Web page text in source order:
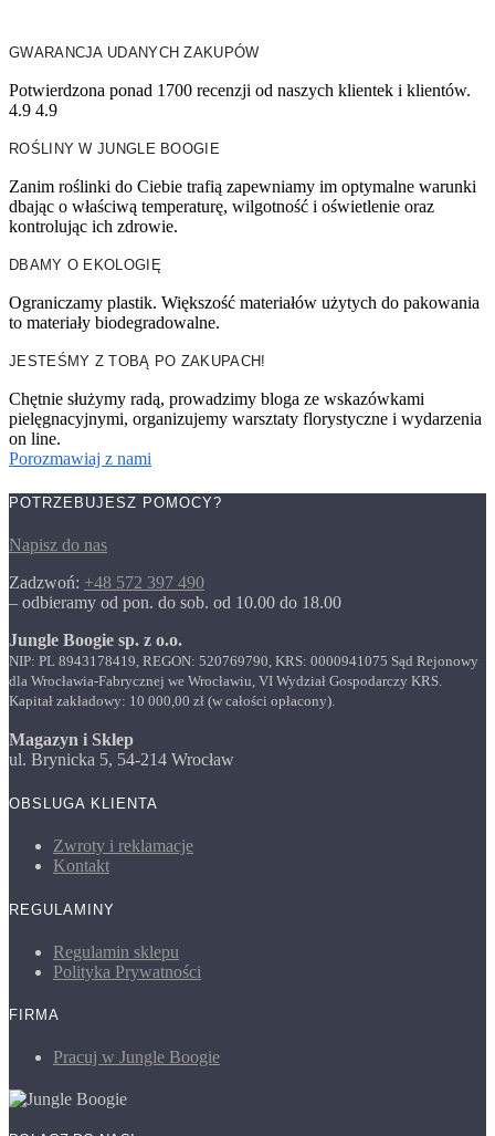
GWARANCJA UDANYCH ZAKUPÓW
Potwierdzona ponad 1700 recenzji od naszych klientek i klientów.
4.9 4.9
ROŚLINY W JUNGLE BOOGIE
Zanim roślinki do Ciebie trafią zapewniamy im optymalne warunki
dbając o właściwą temperaturę, wilgotność i oświetlenie oraz
kontrolując ich zdrowie.
DBAMY O EKOLOGIĘ
Ograniczamy plastik. Większość materiałów użytych do pakowania
to materiały biodegradowalne.
JESTEŚMY Z TOBĄ PO ZAKUPACH!
Chętnie służymy radą, prowadzimy bloga ze wskazówkami
pielęgnacyjnymi, organizujemy warsztaty florystyczne i wydarzenia
on line.
Porozmawiaj z nami
POTRZEBUJESZ POMOCY?
Napisz do nas
Zadzwoń: +48 572 397 490
– odbieramy od pon. do sob. od 10.00 do 18.00
Jungle Boogie sp. z o.o.
NIP: PL 8943178419, REGON: 520769790, KRS: 0000941075 Sąd Rejonowy
dla Wrocławia-Fabrycznej we Wrocławiu, VI Wydział Gospodarczy KRS.
Kapitał zakładowy: 10 000,00 zł (w całości opłacony).
Magazyn i Sklep
ul. Brynicka 5, 54-214 Wrocław
OBSLUGA KLIENTA
Zwroty i reklamacje
Kontakt
REGULAMINY
Regulamin sklepu
Polityka Prywatności
FIRMA
Pracuj w Jungle Boogie